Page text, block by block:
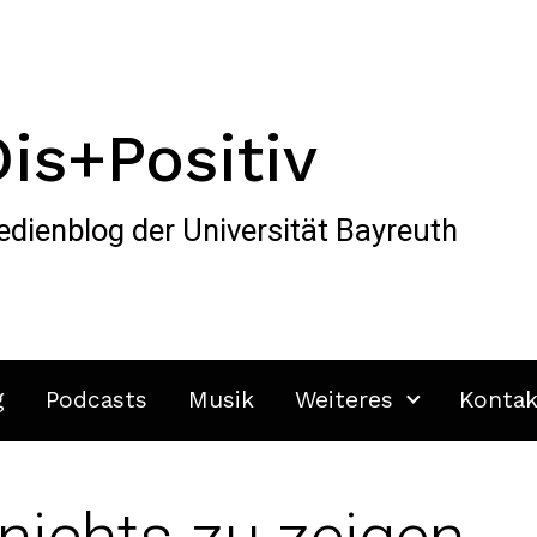
der Universität Bayreuth
Podcasts Musik Weiteres